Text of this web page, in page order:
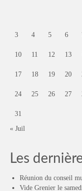
3 4 5 6
10 11 12 13
17 18 19 20
24 25 26 27
31
« Juil
Les
Réunion du conseil
Vide Grenier le